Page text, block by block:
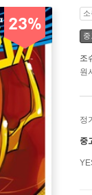
23%
조
원
정
중